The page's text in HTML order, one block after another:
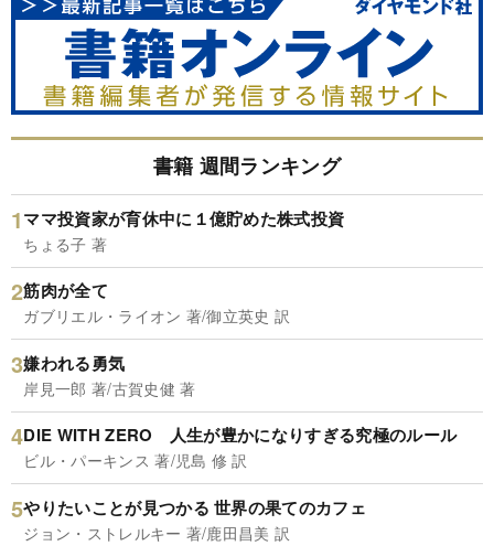
書籍 週間ランキング
ママ投資家が育休中に１億貯めた株式投資
ちょる子 著
筋肉が全て
ガブリエル・ライオン 著/御立英史 訳
嫌われる勇気
岸見一郎 著/古賀史健 著
DIE WITH ZERO 人生が豊かになりすぎる究極のルール
ビル・パーキンス 著/児島 修 訳
やりたいことが見つかる 世界の果てのカフェ
ジョン・ストレルキー 著/鹿田昌美 訳